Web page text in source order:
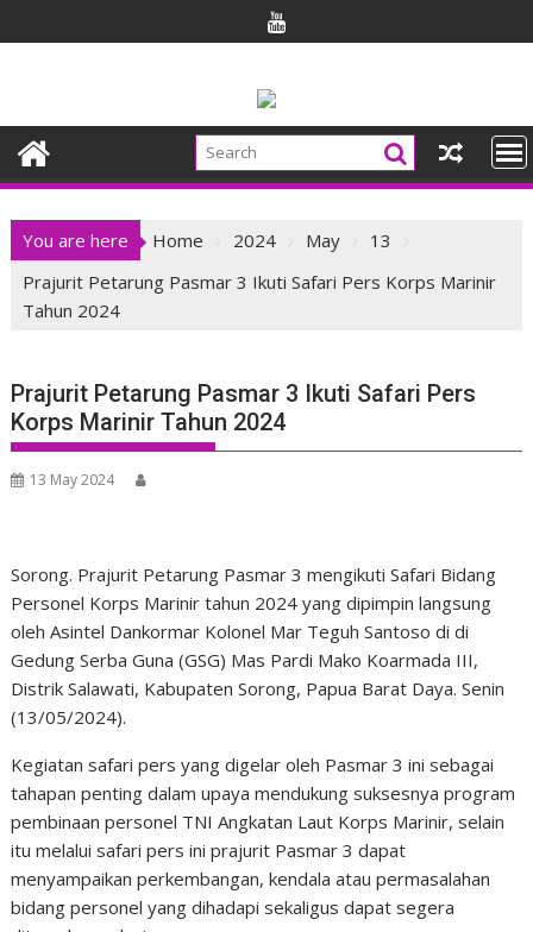
to
You are here Home 2024 May
13
Prajurit Petarung Pasmar 3 Ikuti Safari Pers Korps Marinir
Tahun 2024
Prajurit Petarung Pasmar 3 Ikuti Safari Pers
Korps Marinir Tahun 2024
13 May 2024
Sorong. Prajurit Petarung Pasmar 3 mengikuti Safari Bidang
Personel Korps Marinir tahun 2024 yang dipimpin langsung
oleh Asintel Dankormar Kolonel Mar Teguh Santoso di di
Gedung Serba Guna (GSG) Mas Pardi Mako Koarmada III,
Distrik Salawati, Kabupaten Sorong, Papua Barat Daya. Senin
(13/05/2024).
Kegiatan safari pers yang digelar oleh Pasmar 3 ini sebagai
tahapan penting dalam upaya mendukung suksesnya program
pembinaan personel TNI Angkatan Laut Korps Marinir, selain
itu melalui safari pers ini prajurit Pasmar 3 dapat
menyampaikan perkembangan, kendala atau permasalahan
bidang personel yang dihadapi sekaligus dapat segera